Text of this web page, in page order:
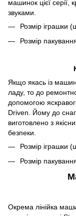
машинок цієї
звуками.
Розмір іграшки
Розмір
Якщо якась із
ладу, то до
допомогою
Driven. Йому до
виготовлено з
безпеки.
Розмір іграшки
Розмір
Окрема лінійка